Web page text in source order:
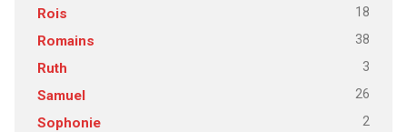
Rois 18
Romains 38
Ruth 3
Samuel 26
Sophonie 2